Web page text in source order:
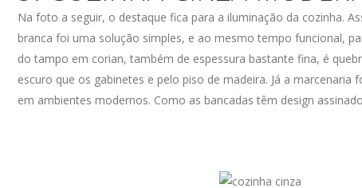
Na foto a seguir, o destaque fica para a iluminação da cozinha.
branca foi uma solução simples, e ao mesmo tempo funcional,
do tampo em corian, também de espessura bastante fina, é
escuro que os gabinetes e pelo piso de madeira. Já a
em ambientes modernos. Como as bancadas têm design